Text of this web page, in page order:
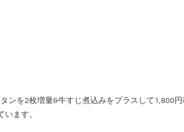
🥳
タンを2枚増量&牛すじ煮込みをプラスして
います。